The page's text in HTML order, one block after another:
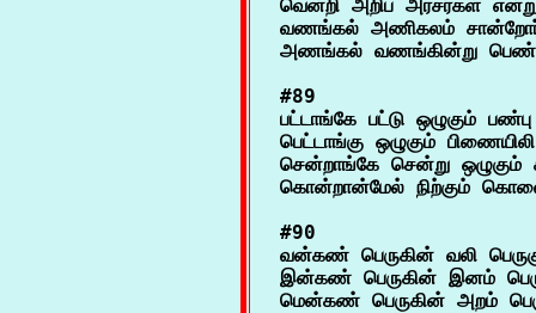
வென்றி அறிப அரசர்கள்
வணங்கல் அணிகலம்
#89
பட்டாங்கே பட்டு ஒழுகும்
பெட்டாங்கு ஒழுகும் பிணையிலி
சென்றாங்கே சென்று ஒழுகும்
#90
வன்கண் பெருகின் வலி
இன்கண் பெருகின் இனம்
மென்கண் பெருகின் அறம்